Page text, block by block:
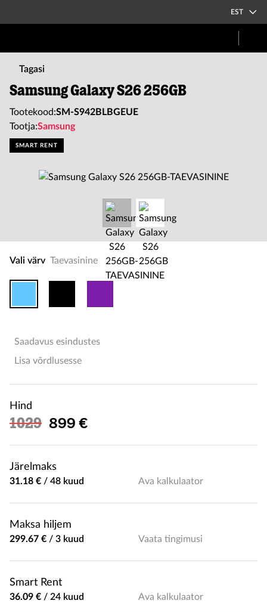
EST
Tagasi
Samsung Galaxy S26 256GB
Tootekood:SM-S942BLBGEUE
Tootja:Samsung
SMART RENT
Vali värv Taevasinine
Saadavus esindustes
Lisa võrdlusesse
Hind
1029 Soodushind
899 €
Järelmaks
31.18 € / 48 kuud Ava kalkulaator
Maksa hiljem
299.67 € / 3 kuud Vaata tingimusi
Smart Rent
36.09 € / 24 kuud Ava kalkulaator